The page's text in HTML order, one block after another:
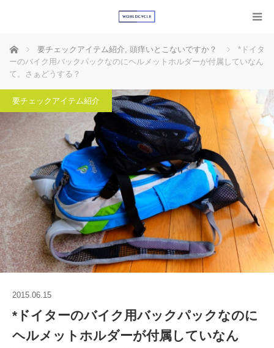
ホーム 要チェックアイテム紹介, 頭痒いとこないですか？
*ドイタ
ーのバイク用バックパックなのにヘルメットホルダーが付属していなん
て。さぁどうする？
要チェックアイテム紹介
2015.06.15
*ドイターのバイク用バックパックなのに
ヘルメットホルダーが付属していなん